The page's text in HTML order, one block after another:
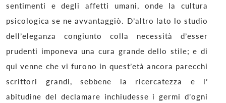
sentimenti e degli affetti umani, onde la cultura
psicologica se ne avvantaggiò. D’altro lato lo studio
dell’eleganza congiunto colla necessità d’esser
prudenti imponeva una cura grande dello stile; e di
qui venne che vi furono in quest’età ancora parecchi
scrittori grandi, sebbene la ricercatezza e l’
abitudine del declamare inchiudesse i germi d’ogni